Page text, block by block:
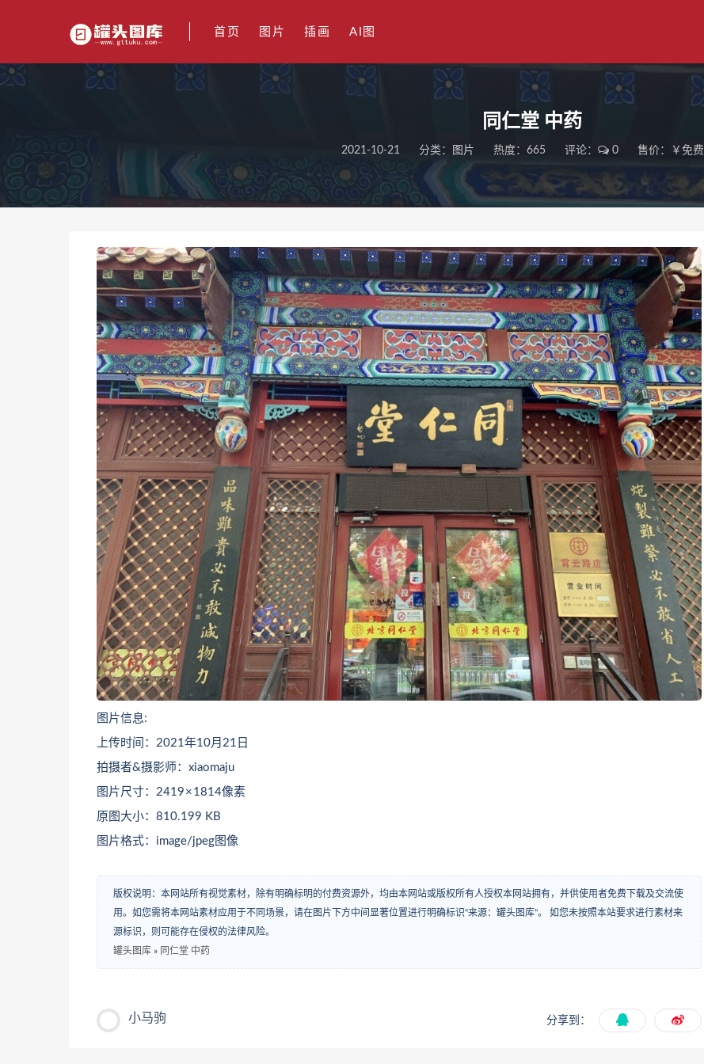
首页 图片 插画 AI图
同仁堂 中药
2021-10-21 分类： 图片 热度：665 评论： 0 售价：￥免费
图片信息:
上传时间：2021年10月21日
拍摄者&摄影师：xiaomaju
图片尺寸：2419 × 1814像素
原图大小：810.199 KB
图片格式：image/jpeg图像
版权说明：本网站所有视觉素材，除有明确标明的付费资源外，均由本网站或版权所有人授权本网站拥有，并供使用者免费下载及交流使
用。如您需将本网站素材应用于不同场景，请在图片下方中间显著位置进行明确标识“来源：罐头图库”。 如您未按照本站要求进行素材来
源标识，则可能存在侵权的法律风险。
罐头图库 » 同仁堂 中药
小马驹 分享到：